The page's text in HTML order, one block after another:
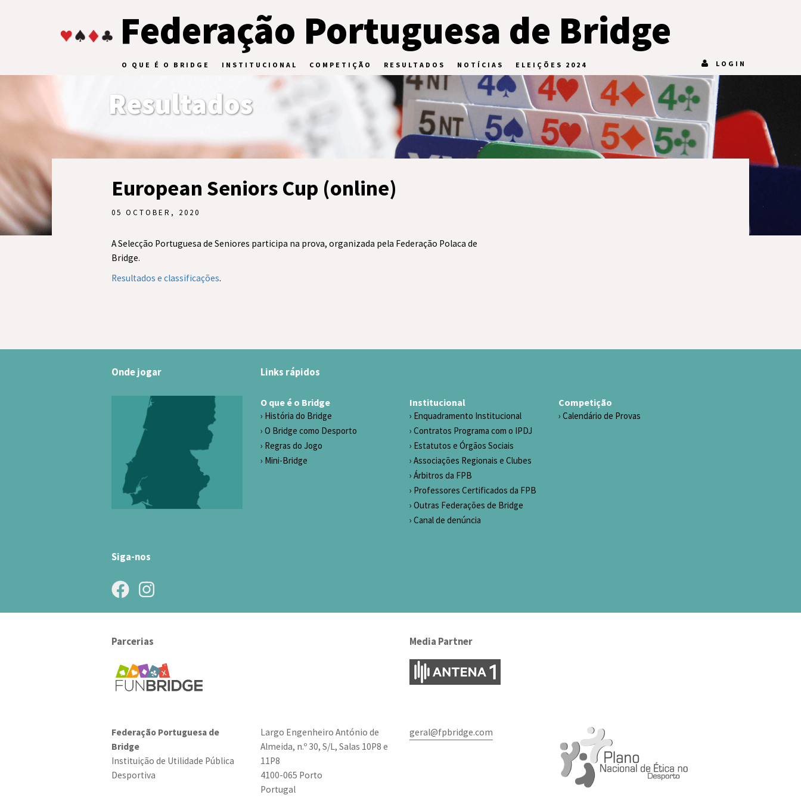
Federação Portuguesa de Bridge
O QUE É O BRIDGE INSTITUCIONAL COMPETIÇÃO RESULTADOS NOTÍCIAS ELEIÇÕES 2024 LOGIN
Resultados
European Seniors Cup (online)
05 OCTOBER, 2020
A Selecção Portuguesa de Seniores participa na prova, organizada pela Federação Polaca de
Bridge.
Resultados e classificações.
Onde jogar Links rápidos
O que é o Bridge
História do Bridge
O Bridge como Desporto
Regras do Jogo
Mini-Bridge
Institucional
Enquadramento Institucional
Contratos Programa com o IPDJ
Estatutos e Órgãos Sociais
Associações Regionais e Clubes
Árbitros da FPB
Professores Certificados da FPB
Outras Federações de Bridge
Canal de denúncia
Competição
Calendário de Provas
Siga-nos
Parcerias Media Partner
Federação Portuguesa de
Bridge
Instituição de Utilidade Pública
Desportiva
Largo Engenheiro António de
Almeida, n.º 30, S/L, Salas 10P8 e
11P8
4100-065 Porto
Portugal
geral@fpbridge.com